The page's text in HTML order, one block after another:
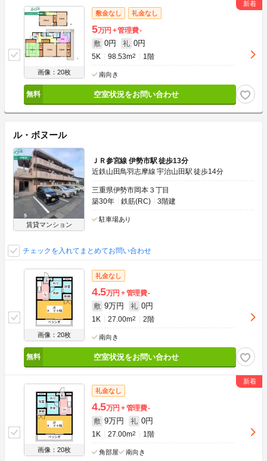
画像：20枚
敷金なし 礼金なし
5万円 管理費-
敷 0円 礼 0円
5K 98.53m2 1階
南向き
空室状況をお問い合わせ
ル・ボヌール
賃貸マンション
ＪＲ参宮線 伊勢市駅 徒歩13分
近鉄山田鳥羽志摩線 宇治山田駅 徒歩14分
三重県伊勢市岡本３丁目
築30年
鉄筋(RC) 3階建
駐車場あり
チェックを入れてまとめてお問い合わせ
画像：20枚
礼金なし
4.5万円 管理費-
敷 9万円 礼 0円
1K 27.00m2 2階
南向き
空室状況をお問い合わせ
画像：20枚
礼金なし
4.5万円 管理費-
敷 9万円 礼 0円
1K 27.00m2 1階
角部屋 南向き